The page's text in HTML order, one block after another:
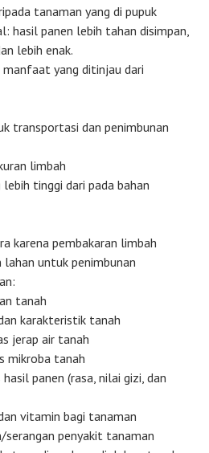
tanaman yang di pupuk
hasil panen lebih tahan disimpan,
lebih enak.
yang ditinjau dari
transportasi dan penimbunan
limbah
tinggi dari pada bahan
karena pembakaran limbah
lahan untuk penimbunan
tanah
karakteristik tanah
jerap air tanah
mikroba tanah
panen (rasa, nilai gizi, dan
vitamin bagi tanaman
serangan penyakit tanaman